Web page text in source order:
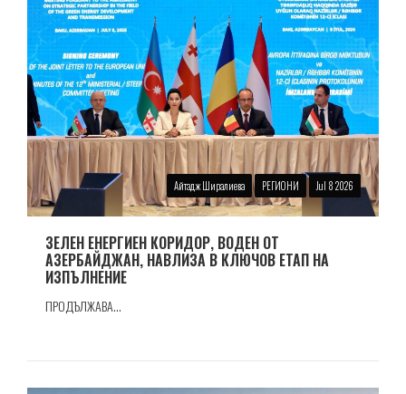
Айтадж Ширалиева РЕГИОНИ Jul 8 2026
ЗЕЛЕН ЕНЕРГИЕН КОРИДОР, ВОДЕН ОТ
АЗЕРБАЙДЖАН, НАВЛИЗА В КЛЮЧОВ ЕТАП НА
ИЗПЪЛНЕНИЕ
ПРОДЪЛЖАВА...